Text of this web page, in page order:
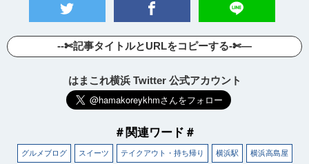
--✄記事タイトルとURLをコピーする-✄—
はまこれ横浜 Twitter 公式アカウント
＃関連ワード＃
グルメブログ スイーツ テイクアウト・持ち帰り 横浜駅 横浜高島屋